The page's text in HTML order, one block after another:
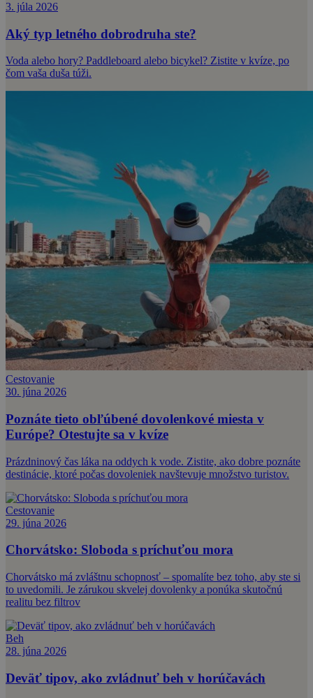
3. júla 2026
Aký typ letného dobrodruha ste?
Voda alebo hory? Paddleboard alebo bicykel? Zistite v kvíze, po
čom vaša duša túži.
Cestovanie
30. júna 2026
Poznáte tieto obľúbené dovolenkové miesta v
Európe? Otestujte sa v kvíze
Prázdninový čas láka na oddych k vode. Zistite, ako dobre poznáte
destinácie, ktoré počas dovoleniek navštevuje množstvo turistov.
Cestovanie
29. júna 2026
Chorvátsko: Sloboda s príchuťou mora
Chorvátsko má zvláštnu schopnosť – spomalíte bez toho, aby ste si
to uvedomili. Je zárukou skvelej dovolenky a ponúka skutočnú
realitu bez filtrov
Beh
28. júna 2026
Deväť tipov, ako zvládnuť beh v horúčavách